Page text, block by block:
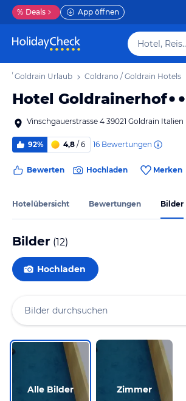
% Deals App öffnen
/ Goldrain Urlaub Coldrano / Goldrain Hotels
Hotel Goldrainerhof
Vinschgauerstrasse 4 39021 Goldrain Italien
92% 4,8 / 6 16 Bewertungen
Bewerten Hochladen Merken
Hotelübersicht Bewertungen Bilder
Bilder (12)
Hochladen
Alle Bilder Zimmer